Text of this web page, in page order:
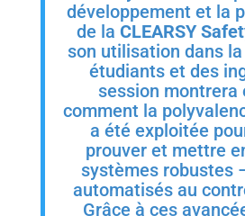
développement et la
de laCLEARSY
son utilisation dans
étudiants et des
session montrera
comment la
a été exploitée
prouver et mettre
systèmes robustes
automatisés au
Grâce à ces